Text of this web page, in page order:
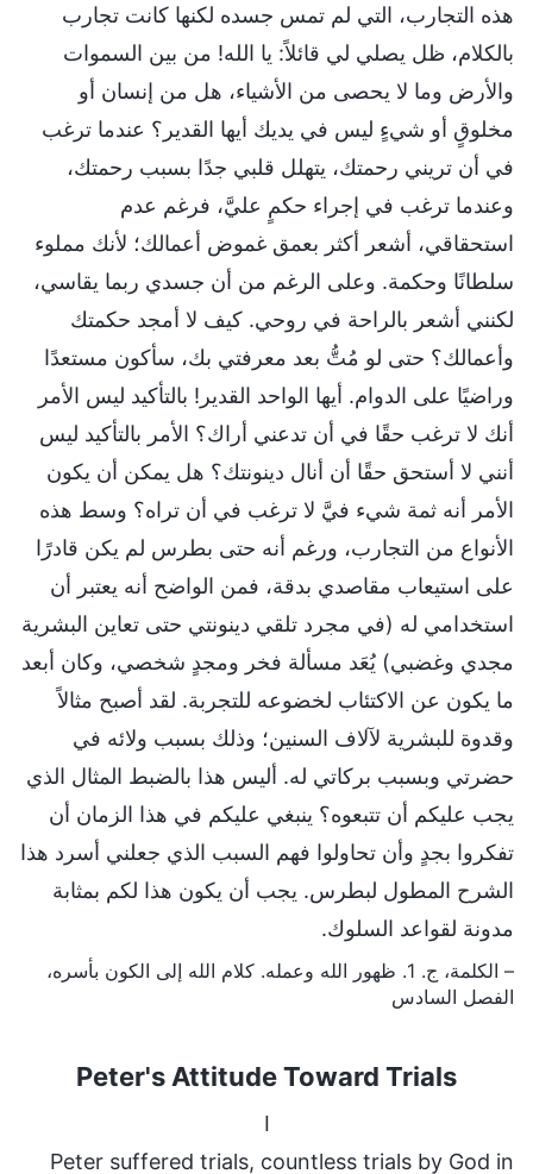
هذه التجارب، التي لم تمس جسده لكنها كانت تجارب
بالكلام، ظل يصلي لي قائلاً: يا الله! من بين السموات
والأرض وما لا يحصى من الأشياء، هل من إنسان أو
مخلوقٍ أو شيءٍ ليس في يديك أيها القدير؟ عندما ترغب
في أن تريني رحمتك، يتهلل قلبي جدًا بسبب رحمتك،
وعندما ترغب في إجراء حكمٍ عليَّ، فرغم عدم
استحقاقي، أشعر أكثر بعمق غموض أعمالك؛ لأنك مملوء
سلطانًا وحكمة. وعلى الرغم من أن جسدي ربما يقاسي،
لكنني أشعر بالراحة في روحي. كيف لا أمجد حكمتك
وأعمالك؟ حتى لو مُتُّ بعد معرفتي بك، سأكون مستعدًا
وراضيًا على الدوام. أيها الواحد القدير! بالتأكيد ليس الأمر
أنك لا ترغب حقًا في أن تدعني أراك؟ الأمر بالتأكيد ليس
أنني لا أستحق حقًا أن أنال دينونتك؟ هل يمكن أن يكون
الأمر أنه ثمة شيء فيَّ لا ترغب في أن تراه؟ وسط هذه
الأنواع من التجارب، ورغم أنه حتى بطرس لم يكن قادرًا
على استيعاب مقاصدي بدقة، فمن الواضح أنه يعتبر أن
استخدامي له (في مجرد تلقي دينونتي حتى تعاين البشرية
مجدي وغضبي) يُعَد مسألة فخر ومجدٍ شخصي، وكان أبعد
ما يكون عن الاكتئاب لخضوعه للتجربة. لقد أصبح مثالاً
وقدوة للبشرية لآلاف السنين؛ وذلك بسبب ولائه في
حضرتي وبسبب بركاتي له. أليس هذا بالضبط المثال الذي
يجب عليكم أن تتبعوه؟ ينبغي عليكم في هذا الزمان أن
تفكروا بجدٍ وأن تحاولوا فهم السبب الذي جعلني أسرد هذا
الشرح المطول لبطرس. يجب أن يكون هذا لكم بمثابة
مدونة لقواعد السلوك.
– الكلمة، ج. 1. ظهور الله وعمله. كلام الله إلى الكون بأسره،
الفصل السادس
Peter's Attitude Toward Trials
I
Peter suffered trials, countless trials by God in